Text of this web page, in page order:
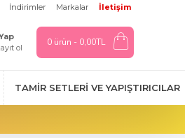
İndirimler Markalar İletişim
ol
0 ürün - 0,00TL
TAMIR SETLERI VE YAPIŞTIRICILAR